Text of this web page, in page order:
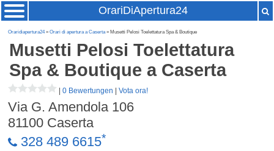
OrariDiApertura24
Oraridiapertura24»Orari di apertura a Caserta» Musetti Pelosi Toelettatura Spa & Boutique
Musetti Pelosi Toelettatura
Spa & Boutique a Caserta
|0 Bewertungen |Vota ora!
Via G. Amendola 106
81100 Caserta
328 489 6615*